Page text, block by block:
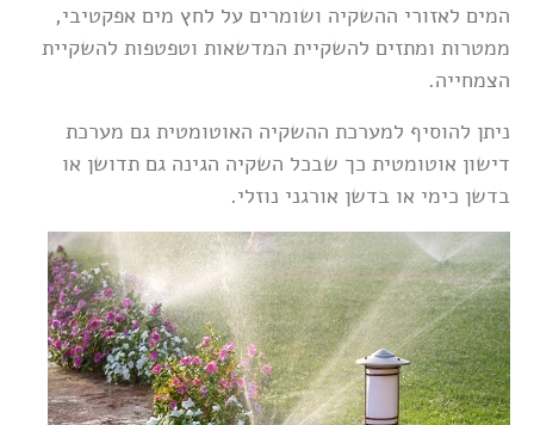
המים לאזורי ההשקיה ושומרים על לחץ מים אפקטיבי,
ממטרות ומתזים להשקיית המדשאות וטפטפות להשקיית
הצמחייה.
ניתן להוסיף למערכת ההשקיה האוטומטית גם מערכת
דישון אוטומטית כך שבכל השקיה הגינה גם תדושן או
בדשן כימי או בדשן אורגני נוזלי.